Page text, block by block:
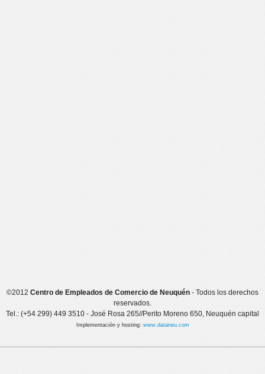
©2012 Centro de Empleados de Comercio de Neuquén - Todos los derechos
reservados.
Tel.: (+54 299) 449 3510 - José Rosa 265//Perito Moreno 650, Neuquén capital
Implementación y hosting: www.dataneu.com